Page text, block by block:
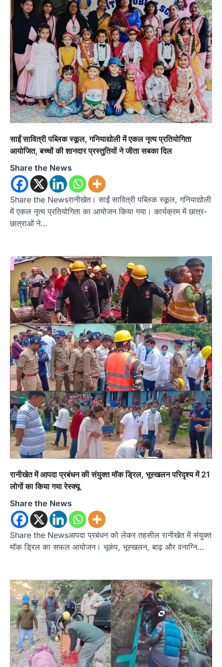
साईं सावित्री पब्लिक स्कूल, गनियाद्योली में एकल नृत्य प्रतियोगिता
आयोजित, बच्चों की शानदार प्रस्तुतियों ने जीता सबका दिल
Share the News
Share the Newsरानीखेत। साईं सावित्री पब्लिक स्कूल, गनियाद्योली
में एकल नृत्य प्रतियोगिता का आयोजन किया गया। कार्यक्रम में छात्र-
छात्राओं ने…
रानीखेत में आपदा प्रबंधन की संयुक्त मॉक ड्रिल, भूस्खलन परिदृश्य में 21
लोगों का किया गया रेस्क्यू
Share the News
Share the Newsआपदा प्रबंधन को लेकर तहसील रानीखेत में संयुक्त
मॉक ड्रिल का सफल आयोजन। भूकंप, भूस्खलन, बाढ़ और वनाग्नि…
2
उत्तराखण्ड कुमाऊं ख़बरें नैनीताल
Admin August 8, 2026
हल्द्वानी में आयोजित विजय शंखनाद रैली को संबोधित करते
हुए कांग्रेस के राष्ट्रीय अध्यक्ष मल्लिकार्जुन…
उत्तराखण्ड कुमाऊं ख़बरें नैनीताल
खड़गे की रैली से पहले हल्द्वानी में सियासी
घमासान, एसएसपी कार्यालय में धरने पर बैठे
कांग्रेस नेता